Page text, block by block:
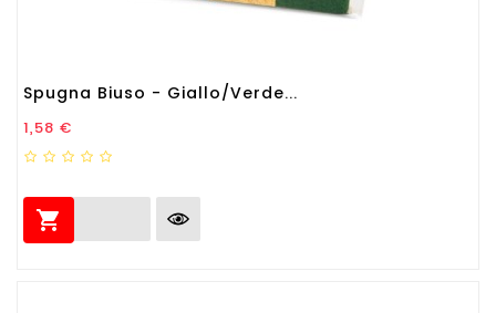
Spugna Biuso - Giallo/verde...
Prezzo
1,58 €
